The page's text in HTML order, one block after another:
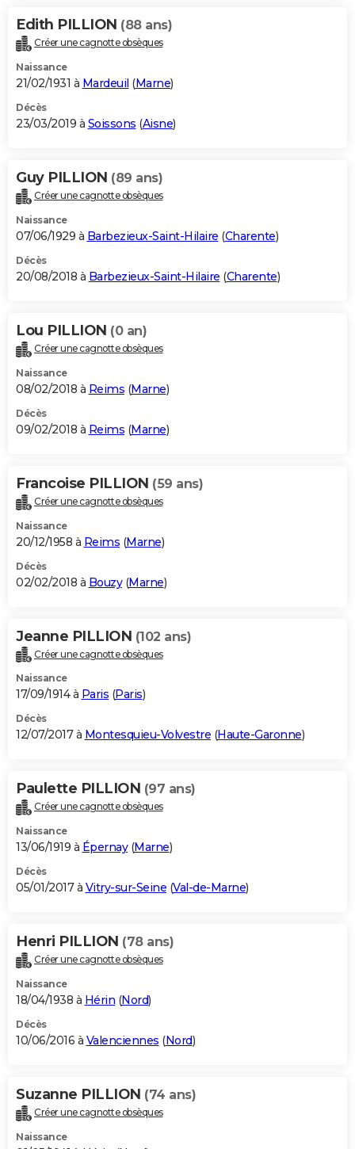
Edith PILLION (88 ans)
Créer une cagnotte obsèques
Naissance
21/02/1931 à Mardeuil (Marne)
Décès
23/03/2019 à Soissons (Aisne)
Guy PILLION (89 ans)
Créer une cagnotte obsèques
Naissance
07/06/1929 à Barbezieux-Saint-Hilaire (Charente)
Décès
20/08/2018 à Barbezieux-Saint-Hilaire (Charente)
Lou PILLION (0 an)
Créer une cagnotte obsèques
Naissance
08/02/2018 à Reims (Marne)
Décès
09/02/2018 à Reims (Marne)
Francoise PILLION (59 ans)
Créer une cagnotte obsèques
Naissance
20/12/1958 à Reims (Marne)
Décès
02/02/2018 à Bouzy(Marne)
Jeanne PILLION (102 ans)
Créer une cagnotte obsèques
Naissance
17/09/1914 à Paris (Paris)
Décès
12/07/2017 à Montesquieu-Volvestre (Haute-Garonne)
Paulette PILLION (97 ans)
Créer une cagnotte obsèques
Naissance
13/06/1919 à Épernay(Marne)
Décès
05/01/2017 à Vitry-sur-Seine (Val-de-Marne)
Henri PILLION (78 ans)
Créer une cagnotte obsèques
Naissance
18/04/1938 à Hérin (Nord)
Décès
10/06/2016 à Valenciennes (Nord)
Suzanne PILLION (74 ans)
Créer une cagnotte obsèques
Naissance